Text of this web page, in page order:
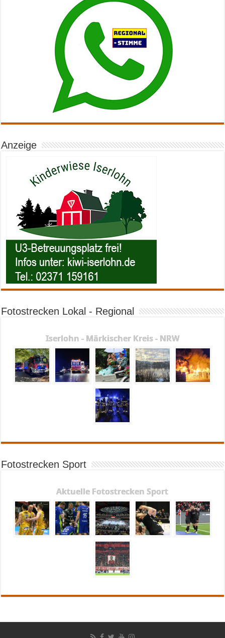
Anzeige
Fotostrecken Lokal - Regional
Iserlohn - Märkischer Kreis - NRW
Fotostrecken Sport
Aktuelle Fotostrecken Sport